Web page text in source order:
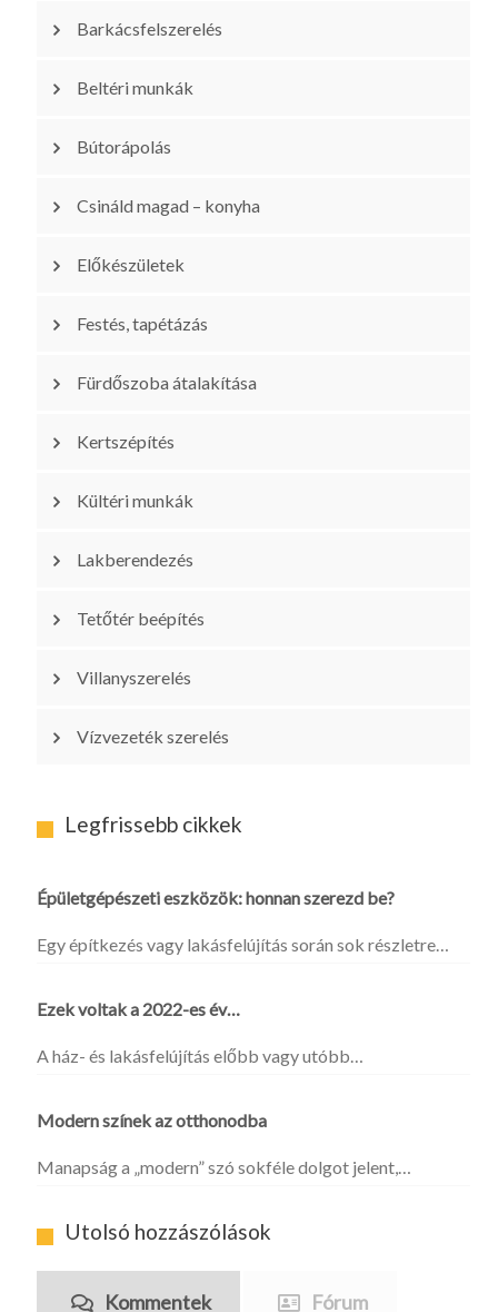
Barkácsfelszerelés
Beltéri munkák
Bútorápolás
Csináld magad – konyha
Előkészületek
Festés, tapétázás
Fürdőszoba átalakítása
Kertszépítés
Kültéri munkák
Lakberendezés
Tetőtér beépítés
Villanyszerelés
Vízvezeték szerelés
Legfrissebb cikkek
Épületgépészeti eszközök: honnan szerezd be?
Egy építkezés vagy lakásfelújítás során sok részletre…
Ezek voltak a 2022-es év…
A ház- és lakásfelújítás előbb vagy utóbb…
Modern színek az otthonodba
Manapság a „modern” szó sokféle dolgot jelent,…
Utolsó hozzászólások
Kommentek Fórum